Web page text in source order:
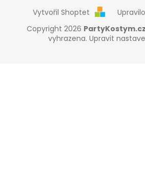
Vytvořil Shoptet
Copyright 2026 PartyKostym.cz
vyhrazena. Upravit